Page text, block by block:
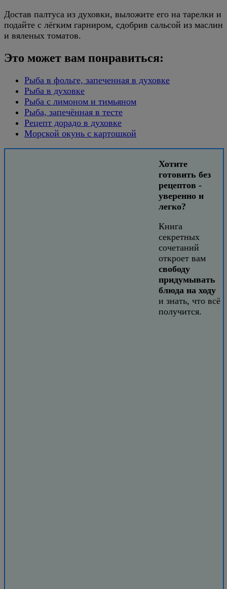
Достав палтуса из духовки, выложите его на тарелки и
подайте с лёгким гарниром, сдобрив сальсой из маслин
и вяленых томатов.
Это может вам понравиться:
Рыба в фольге, запеченная в духовке
Рыба в духовке
Рыба с лимоном и тимьяном
Рыба, запечённая в тесте
Рецепт дорадо в духовке
Морской окунь с картошкой
Хотите
готовить без
рецептов -
уверенно и
легко?
Книга
секретных
сочетаний
откроет вам
свободу
придумывать
блюда на ходу
и знать, что всё
получится.